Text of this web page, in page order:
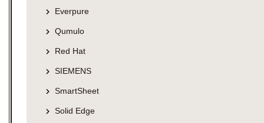
Everpure
Qumulo
Red Hat
SIEMENS
SmartSheet
Solid Edge